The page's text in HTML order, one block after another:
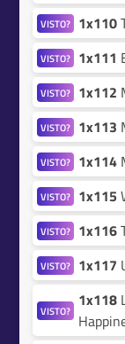
VISTO? 1x110
VISTO? 1x111
VISTO? 1x112
VISTO? 1x113
VISTO? 1x114
VISTO? 1x115
VISTO? 1x116
VISTO? 1x117
VISTO? 1x118